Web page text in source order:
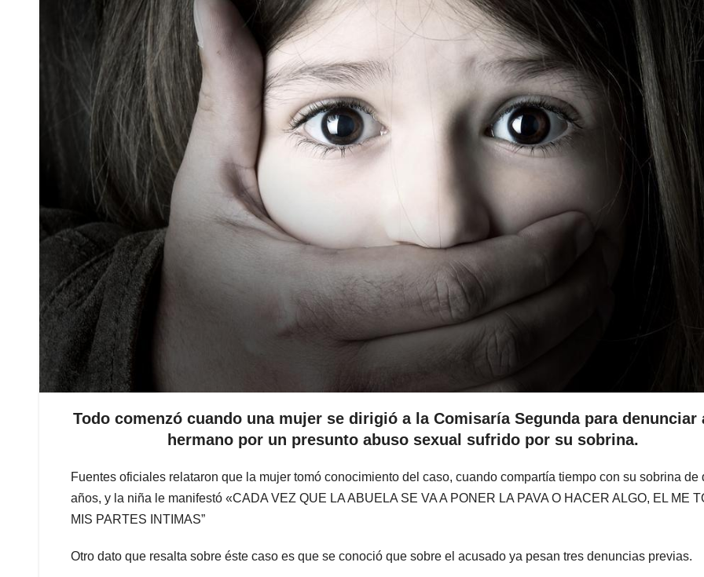
Todo comenzó cuando una mujer se dirigió a la Comisaría Segunda para denunciar
hermano por un presunto abuso sexual sufrido por su sobrina.
Fuentes oficiales relataron que la mujer tomó conocimiento del caso, cuando compartía tiempo con su sobrina de
años, y la niña le manifestó «CADA VEZ QUE LA ABUELA SE VA A PONER LA PAVA O HACER ALGO, EL ME
MIS PARTES INTIMAS”
Otro dato que resalta sobre éste caso es que se conoció que sobre el acusado ya pesan tres denuncias previas.